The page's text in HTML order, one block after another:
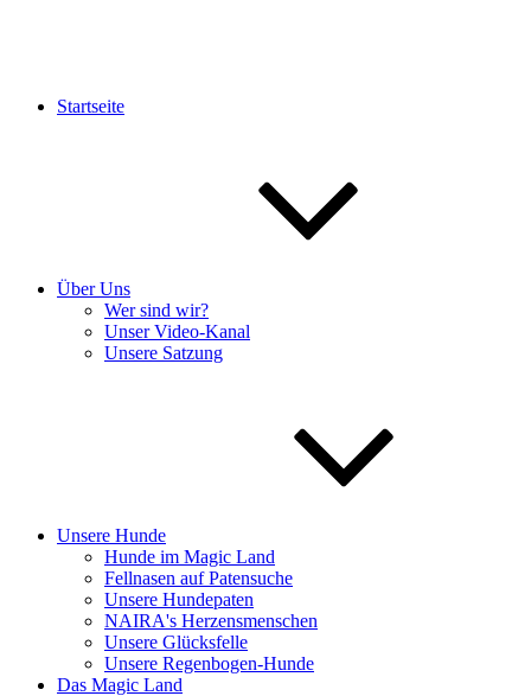
Startseite
Über Uns
Wer sind wir?
Unser Video-Kanal
Unsere Satzung
Unsere Hunde
Hunde im Magic Land
Fellnasen auf Patensuche
Unsere Hundepaten
NAIRA's Herzensmenschen
Unsere Glücksfelle
Unsere Regenbogen-Hunde
Das Magic Land